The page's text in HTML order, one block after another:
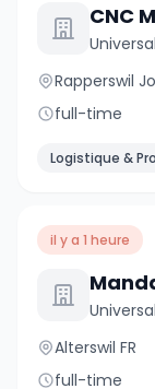
Rapperswil
full-time
Logistique &
il y a 1 heure
Alterswil FR
full-time